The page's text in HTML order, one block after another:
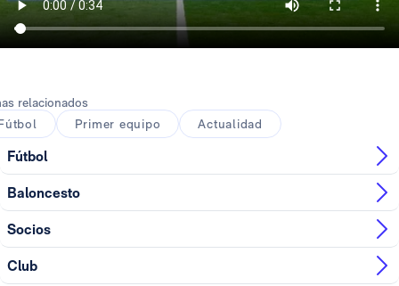
relacionados
Primer equipo Actualidad
Fútbol
Baloncesto
Socios
Club